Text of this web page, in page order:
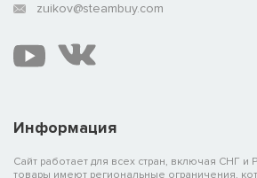
Информация
Сайт работает для всех стран, включая СНГ
товары имеют региональные ограничения,
zuikov@steambuy.com